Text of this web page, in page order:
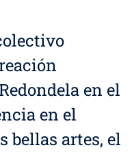
en el
en el
bellas artes, el